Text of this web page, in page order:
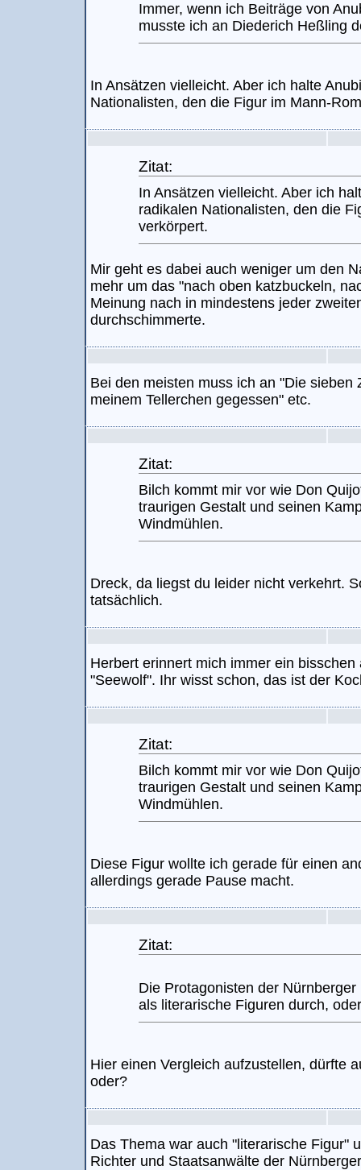
Immer, wenn ich Beiträge von
musste ich an Diederich Heßling
In Ansätzen vielleicht. Aber ich halte
Nationalisten, den die Figur im Mann-
Zitat:
In Ansätzen vielleicht. Aber ich
radikalen Nationalisten, den die
verkörpert.
Mir geht es dabei auch weniger um den
mehr um das "nach oben katzbuckeln,
Meinung nach in mindestens jeder
durchschimmerte.
Bei den meisten muss ich an "Die sieben
meinem Tellerchen gegessen" etc.
Zitat:
Bilch kommt mir vor wie Don
traurigen Gestalt und seinen
Windmühlen.
Dreck, da liegst du leider nicht verkehrt.
tatsächlich.
Herbert erinnert mich immer ein
"Seewolf". Ihr wisst schon, das ist der
Zitat:
Bilch kommt mir vor wie Don
traurigen Gestalt und seinen
Windmühlen.
Diese Figur wollte ich gerade für einen
allerdings gerade Pause macht.
Zitat:
Die Protagonisten der
als literarische Figuren durch,
Hier einen Vergleich aufzustellen, dürfte
oder?
Das Thema war auch "literarische Figur"
Richter und Staatsanwälte der